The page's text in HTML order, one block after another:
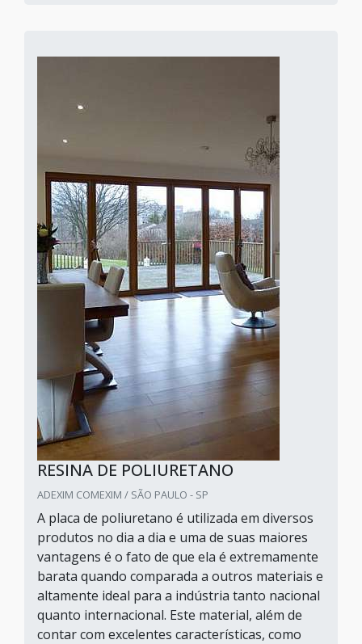
RESINA DE POLIURETANO
ADEXIM COMEXIM / SÃO PAULO - SP
A placa de poliuretano é utilizada em diversos
produtos no dia a dia e uma de suas maiores
vantagens é o fato de que ela é extremamente
barata quando comparada a outros materiais e
altamente ideal para a indústria tanto nacional
quanto internacional. Este material, além de
contar com excelentes características, como